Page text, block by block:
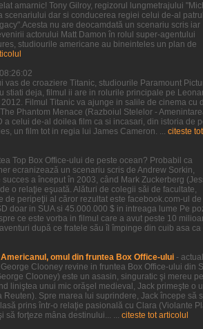
amarnic! Tony Gilroy, regizorul lungmetrajului
scenariului dar si conducerea regiei celui de-al
nu are deocamdată un scenariu scris iar
actorului Matt Damon în rolul super-agentului
studiourile americane au bineinteles un plan de
de croaziere Titanic, studiourile Paramount
stiati deja, filmul ii are in rolurile principale pe
Filmul Titanic va ajunge in salile de cinema cu
Phantom Menace (Razboiul Stelelor -
celui de-al doilea film ca si incasari, din istoria de
un film tot in regia lui James Cameron. ... citeste
Top Box Office-ului de peste ocean? Probabil ca
ecranizează un scenariu scris de Andrew Sorkin,
a început în 2003, când Mark Zuckerberg
o relaţie eşuată. Alături de colegii săi de facultate,
peripeţii al căror rezultat este facebook.com-ul
doar in SUA si 45.000.000 $ in intreaga lume Pe
ce este vorba in filmul care a avut peste 10
după ce fratele său îl împinge din cuib asa
Americanul, omul din fruntea Box Office-ului -
George Clooney revine in fruntea Box Office-ului din
Clooney) este un asasin, singuratic şi mereu
liniştea unui mic orăşel medieval, Jack primeşte o
Spre marea lui suprindere, Jack începe să
prins într-o relaţie pasională cu Clara (Violante
să forţeze mâna destinului... ... citeste tot articolul